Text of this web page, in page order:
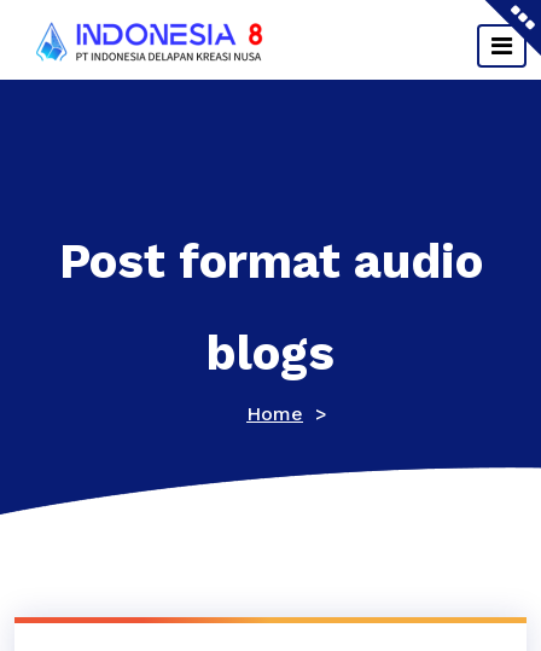
Post format audio
blogs
Home >